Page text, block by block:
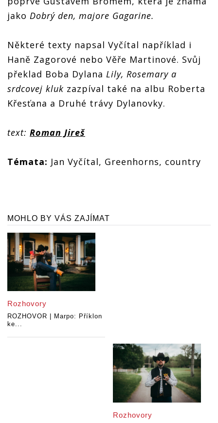
jako Dobrý den, majore Gagarine.
Některé texty napsal Vyčítal například i
Haně Zagorové nebo Věře Martinové. Svůj
překlad Boba Dylana Lily, Rosemary a
srdcovej kluk zazpíval také na albu Roberta
Křesťana a Druhé trávy Dylanovky.
text: Roman Jireš
Témata: Jan Vyčítal, Greenhorns, country
MOHLO BY VÁS ZAJÍMAT
Rozhovory
ROZHOVOR | Marpo: Příklon
ke...
Rozhovory